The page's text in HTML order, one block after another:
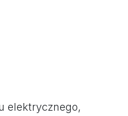
elektrycznego,